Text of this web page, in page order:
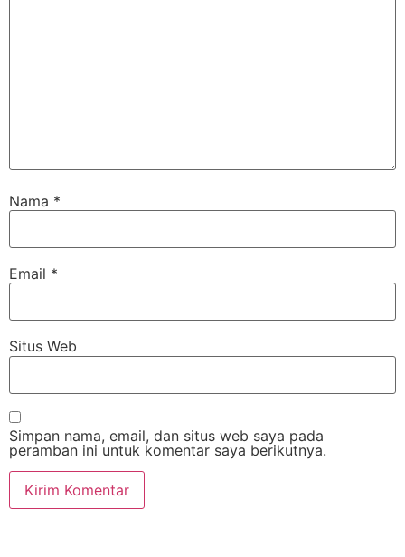
Nama *
Email *
Situs Web
Simpan nama, email, dan situs web saya pada
peramban ini untuk komentar saya berikutnya.